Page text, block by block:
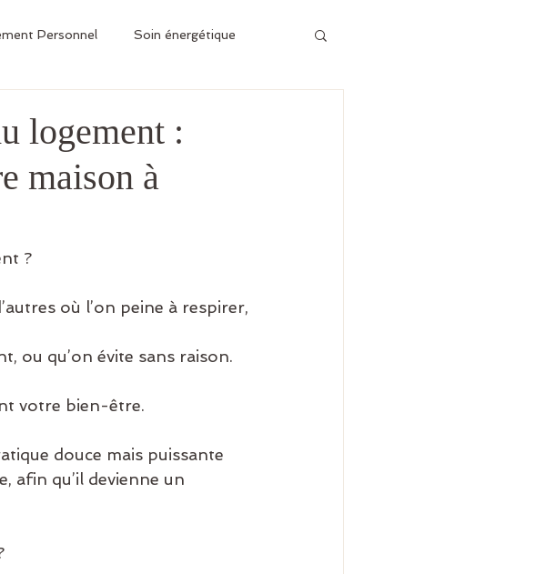
Personnel Soin énergétique
logement :
maison à
?
où l’on peine à respirer,
ou qu’on évite sans raison.
votre bien-être.
douce mais puissante
afin qu’il devienne un